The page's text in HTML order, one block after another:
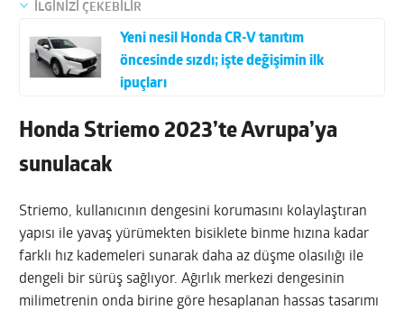
İLGİNİZİ ÇEKEBİLİR
Yeni nesil Honda CR-V tanıtım
öncesinde sızdı; işte değişimin ilk
ipuçları
Honda Striemo 2023’te Avrupa’ya
sunulacak
Striemo, kullanıcının dengesini korumasını kolaylaştıran
yapısı ile yavaş yürümekten bisiklete binme hızına kadar
farklı hız kademeleri sunarak daha az düşme olasılığı ile
dengeli bir sürüş sağlıyor. Ağırlık merkezi dengesinin
milimetrenin onda birine göre hesaplanan hassas tasarımı